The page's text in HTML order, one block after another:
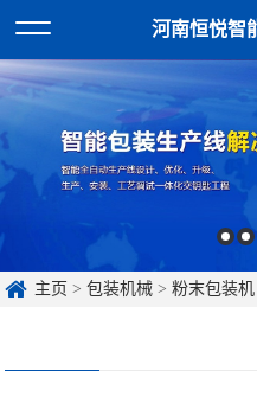
河南恒悦智
主页 >包装机械 >粉末包装机